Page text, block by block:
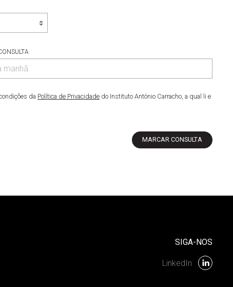
da Política de Privacidade do Instituto António Carracho, a qual li e
MARCAR CONSULTA
SIGA-NOS
LinkedIn